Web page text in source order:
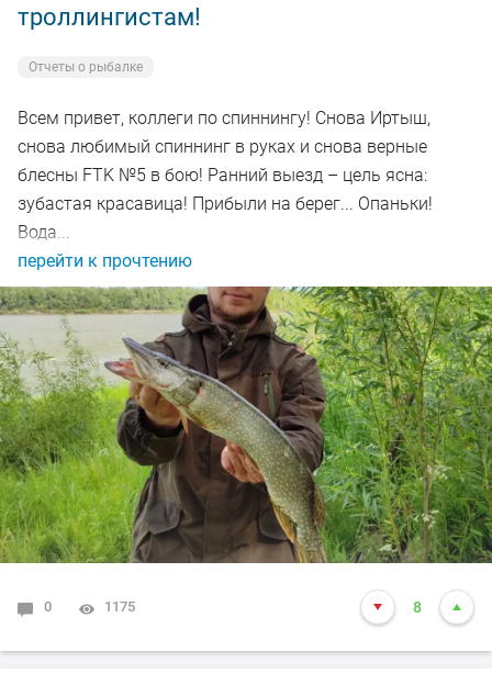
троллингистам!
Отчеты о рыбалке
Всем привет, коллеги по спиннингу! Снова Иртыш,
снова любимый спиннинг в руках и снова верные
блесны FTK №5 в бою! Ранний выезд – цель ясна:
зубастая красавица! Прибыли на берег... Опаньки!
Вода...
перейти к прочтению
0 1175 8